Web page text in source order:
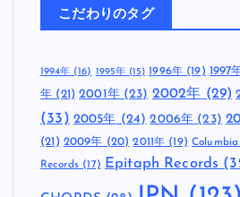
こだわりのタグ
1994年(16) 1995年 (15) 1996年(19) 1997
年 (21) 2001年(23) 2002年 (29)
(33) 2005年 (24) 2006年 (23)
(21) 2009年 (20) 2011年 (19) Columbia
Records (17) Epitaph Records